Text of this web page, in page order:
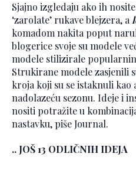
Sjajno izgledaju ako ih
‘zarolate’ rukave blejzera, a
komadom nakita poput
blogerice svoje su modele
modele stilizirale
Strukirane modele zasjenili
kroja koji su se istaknuli
nadolazeću sezonu. Ideje i
nositi potražite u
nastavku, piše Journal.
.. JOŠ 13 ODLIČNIH IDEJA